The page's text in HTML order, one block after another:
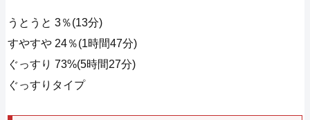
うとうと 3％(13分)
すやすや 24％(1時間47分)
ぐっすり 73%(5時間27分)
ぐっすりタイプ